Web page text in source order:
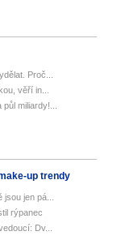
Proč...
věří in...
miliardy!...
up trendy
jen pá...
rýpanec
Dv...